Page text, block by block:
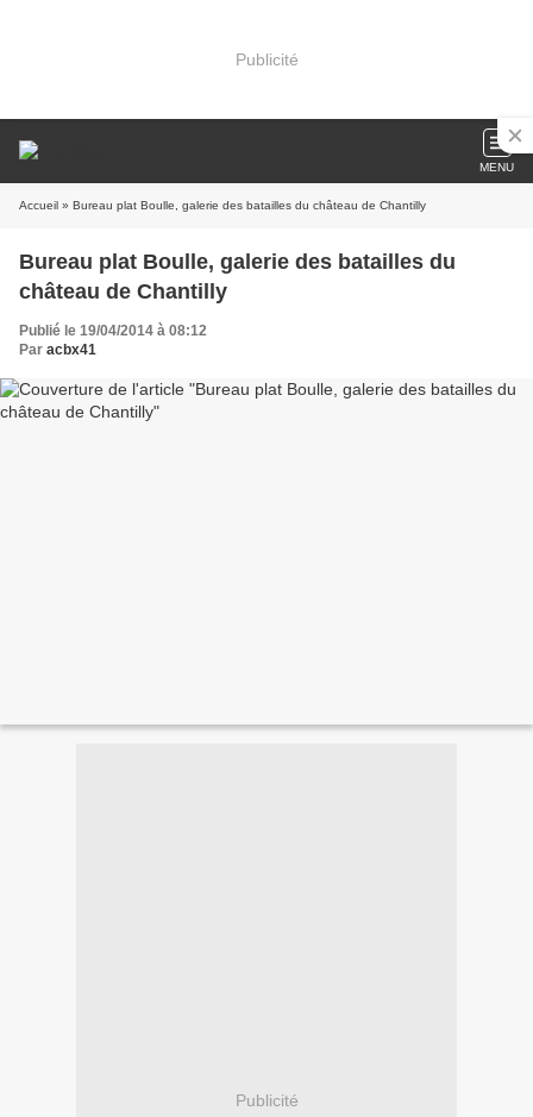
Publicité
MENU
Accueil » Bureau plat Boulle, galerie des batailles du château de Chantilly
Bureau plat Boulle, galerie des batailles du
château de Chantilly
Publié le 19/04/2014 à 08:12
Par acbx41
Publicité